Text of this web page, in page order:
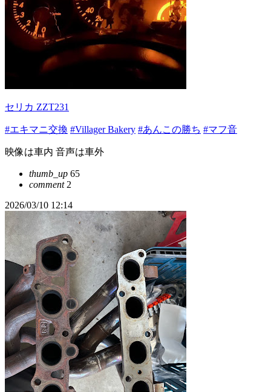
セリカ ZZT231
#エキマニ交換 #Villager Bakery #あんこの勝ち #マフ音
映像は車内 音声は車外
thumb_up 65
comment2
2026/03/10 12:14